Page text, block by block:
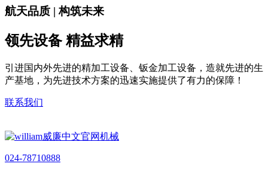
航天品质 | 构筑未来
领先设备 精益求精
引进国内外先进的精加工设备、钣金加工设备，造就先进的生
产基地，为先进技术方案的迅速实施提供了有力的保障！
联系我们
024-78710888